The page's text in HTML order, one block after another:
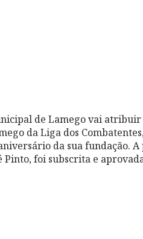
de Lamego vai
da Liga dos
da sua fundação.
Pinto, foi subscrita e